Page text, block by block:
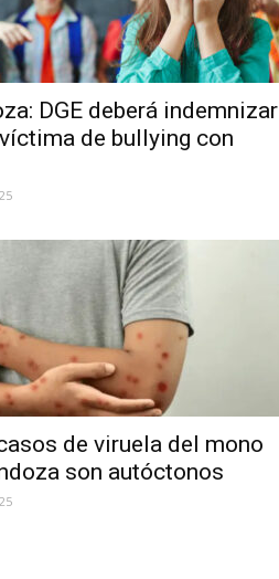
DGE deberá indemnizar
de bullying con
de viruela del mono
son autóctonos